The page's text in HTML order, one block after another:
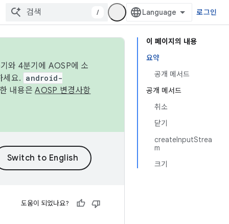
/ 로그인
이 페이지의 내용
요약
공개 메서드
공개 메서드
취소
닫기
createInputStrea
m
크기
와 4분기에 AOSP에 소
세요. android-
내용은AOSP 변경사항
도움이 되었나요?